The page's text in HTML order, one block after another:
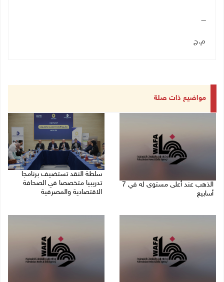
ــــ
م.ج
مواضيع ذات صلة
الذهب عند أعلى مستوى له في 7
أسابيع
سلطة النقد تستضيف برنامجا
تدريبيا متخصصا في الصحافة
الاقتصادية والمصرفية